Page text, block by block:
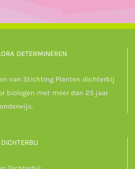
DETERMINEREN
van Stichting Planten dichterbij
biologen met meer dan 25 jaar